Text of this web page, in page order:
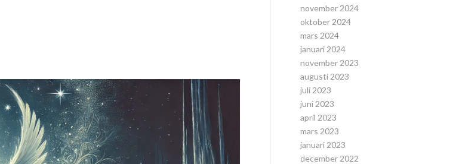
november 2024
oktober 2024
mars 2024
januari 2024
november 2023
augusti 2023
juli 2023
juni 2023
april 2023
mars 2023
januari 2023
december 2022